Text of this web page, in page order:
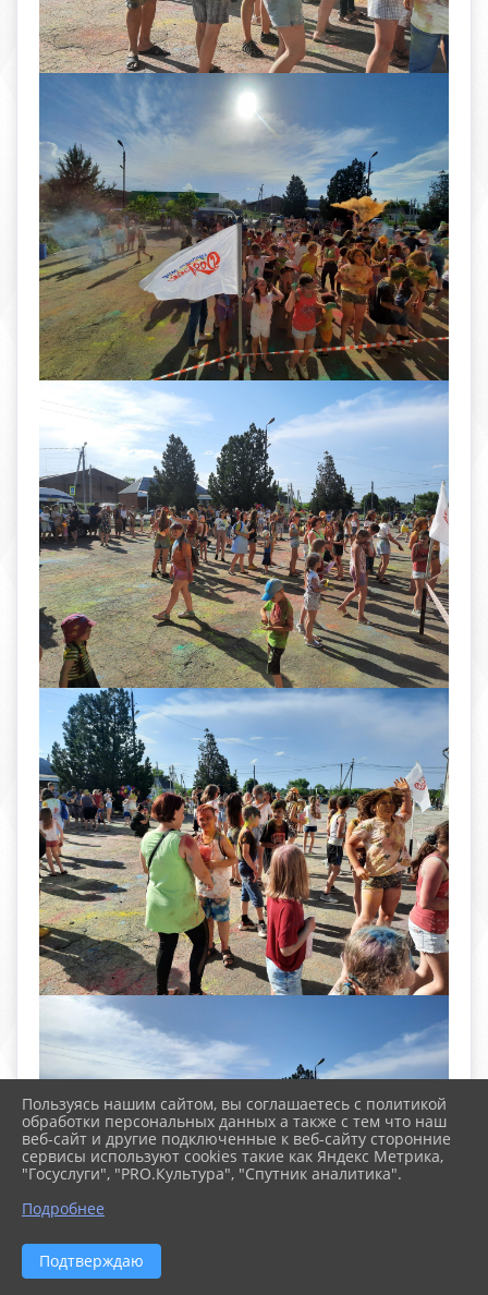
Пользуясь нашим сайтом, вы соглашаетесь с политикой
обработки персональных данных а также с тем что наш
веб-сайт и другие подключенные к веб-сайту сторонние
сервисы используют cookies такие как Яндекс Метрика,
"Госуслуги", "PRO.Культура", "Спутник аналитика".
Подробнее
Подтверждаю